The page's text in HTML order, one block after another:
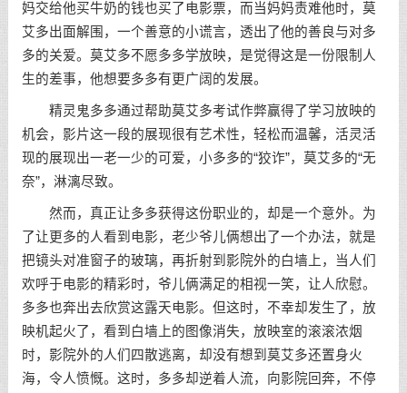
妈交给他买牛奶的钱也买了电影票，而当妈妈责难他时，莫
艾多出面解围，一个善意的小谎言，透出了他的善良与对多
多的关爱。莫艾多不愿多多学放映，是觉得这是一份限制人
生的差事，他想要多多有更广阔的发展。
精灵鬼多多通过帮助莫艾多考试作弊赢得了学习放映的
机会，影片这一段的展现很有艺术性，轻松而温馨，活灵活
现的展现出一老一少的可爱，小多多的“狡诈”，莫艾多的“无
奈”，淋漓尽致。
然而，真正让多多获得这份职业的，却是一个意外。为
了让更多的人看到电影，老少爷儿俩想出了一个办法，就是
把镜头对准窗子的玻璃，再折射到影院外的白墙上，当人们
欢呼于电影的精彩时，爷儿俩满足的相视一笑，让人欣慰。
多多也奔出去欣赏这露天电影。但这时，不幸却发生了，放
映机起火了，看到白墙上的图像消失，放映室的滚滚浓烟
时，影院外的人们四散逃离，却没有想到莫艾多还置身火
海，令人愤慨。这时，多多却逆着人流，向影院回奔，不停